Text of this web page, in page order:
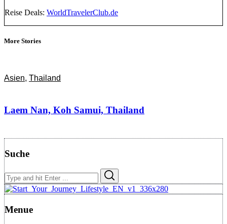
Reise Deals: WorldTravelerClub.de
More Stories
Asien, Thailand
Laem Nan, Koh Samui, Thailand
Suche
Search
for:
Menue